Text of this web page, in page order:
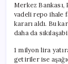
Merkez Bankası,
vadeli repo ihale
kararı aldı. Bu
daha da
1 milyon lira
getiriler ise